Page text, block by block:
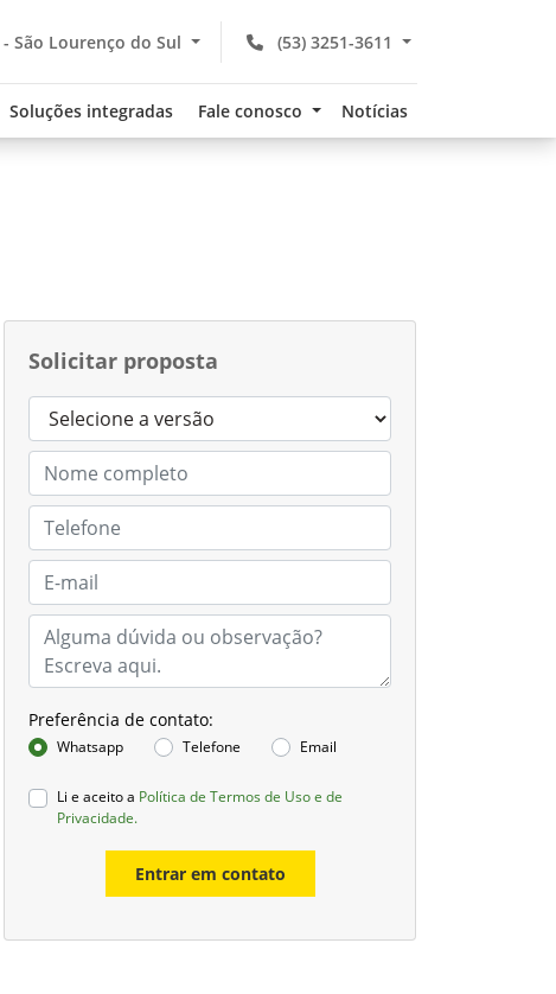
(53) 3251-3611
São Lourenço do Sul
Soluções integradas Fale conosco Notícias
Solicitar proposta
Preferência de contato:
Whatsapp Telefone Email
Li e aceito a Política de Termos de Uso e de
Privacidade.
Entrar em contato